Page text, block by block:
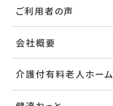
ご利用者の声
会社概要
介護付有料老人ホーム